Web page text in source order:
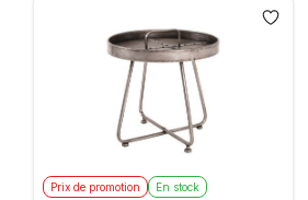
Prix de promotion En stock